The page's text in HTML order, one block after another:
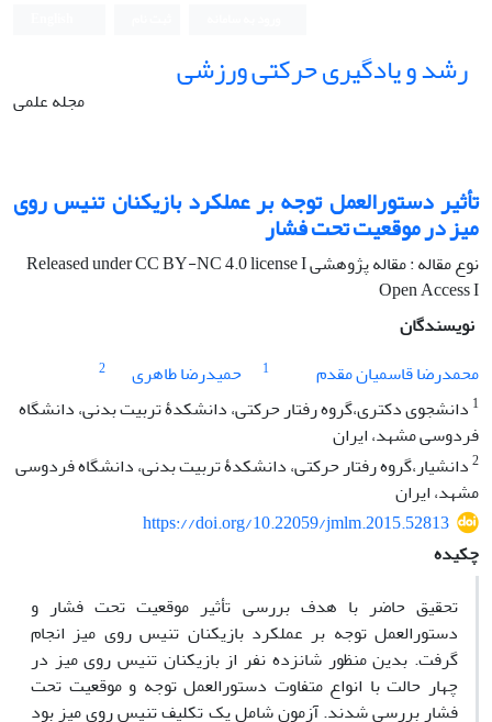
رشد و یادگیری حرکتی ورزشی
مجله علمی
تأثیر دستورالعمل توجه بر عملکرد بازیکنان تنیس روی
میز در موقعیت تحت فشار
نوع مقاله : مقاله پژوهشی Released under CC BY-NC 4.0 license I
Open Access I
نویسندگان
محمدرضا قاسمیان مقدم
1 حمیدرضا طاهری
2
1 دانشجوی دکتری،گروه رفتار حرکتی، دانشکدۀ تربیت بدنی، دانشگاه
فردوسی مشهد، ایران
2دانشیار،گروه رفتار حرکتی، دانشکدۀ تربیت بدنی، دانشگاه فردوسی
مشهد، ایران
https://doi.org/10.22059/jmlm.2015.52813
چکیده
تحقیق حاضر با هدف بررسی تأثیر موقعیت تحت فشار و
دستورالعمل توجه بر عملکرد بازیکنان تنیس روی میز انجام
گرفت. بدین منظور شانزده نفر از بازیکنان تنیس روی میز در
چهار حالت با انواع متفاوت دستورالعمل توجه و موقعیت تحت
فشار بررسی شدند. آزمون شامل یک تکلیف تنیس روی میز بود